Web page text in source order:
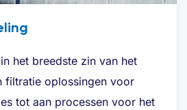
het breedste zin van het
filtratie oplossingen voor
tot aan processen voor het